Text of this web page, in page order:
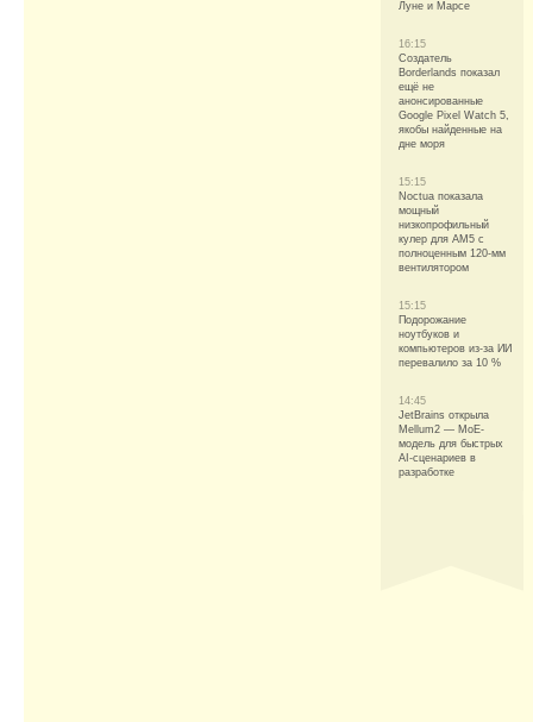
Луне и Марсе
16:15
Создатель
Borderlands показал
ещё не
анонсированные
Google Pixel Watch 5,
якобы найденные на
дне моря
15:15
Noctua показала
мощный
низкопрофильный
кулер для AM5 с
полноценным 120-мм
вентилятором
15:15
Подорожание
ноутбуков и
компьютеров из-за ИИ
перевалило за 10 %
14:45
JetBrains открыла
Mellum2 — MoE-
модель для быстрых
AI-сценариев в
разработке